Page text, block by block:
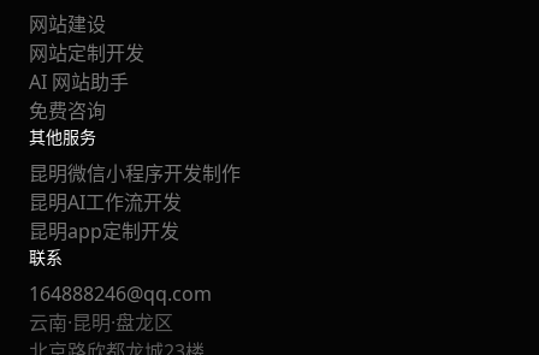
网站建设
网站定制开发
AI 网站助手
免费咨询
其他服务
昆明微信小程序开发制作
昆明AI工作流开发
昆明app定制开发
联系
164888246@qq.com
云南·昆明·盘龙区